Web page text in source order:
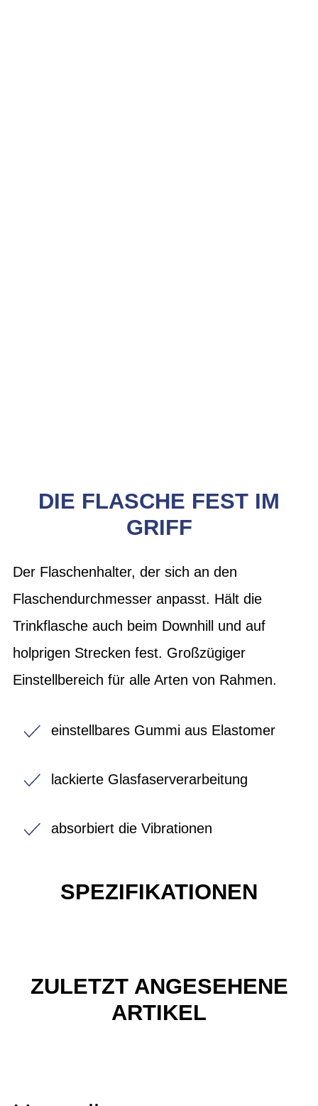
DIE FLASCHE FEST IM
GRIFF
Der Flaschenhalter, der sich an den
Flaschendurchmesser anpasst. Hält die
Trinkflasche auch beim Downhill und auf
holprigen Strecken fest. Großzügiger
Einstellbereich für alle Arten von Rahmen.
einstellbares Gummi aus Elastomer
lackierte Glasfaserverarbeitung
absorbiert die Vibrationen
SPEZIFIKATIONEN
ZULETZT ANGESEHENE
ARTIKEL